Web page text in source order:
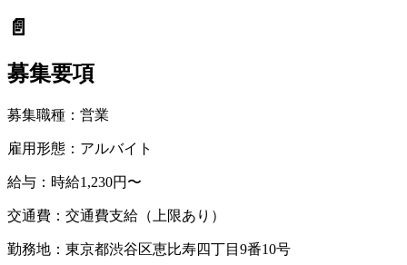
📄
募集要項
募集職種： 営業
雇用形態： アルバイト
給与： 時給1,230円〜
交通費： 交通費支給（上限あり）
勤務地： 東京都渋谷区恵比寿四丁目9番10号